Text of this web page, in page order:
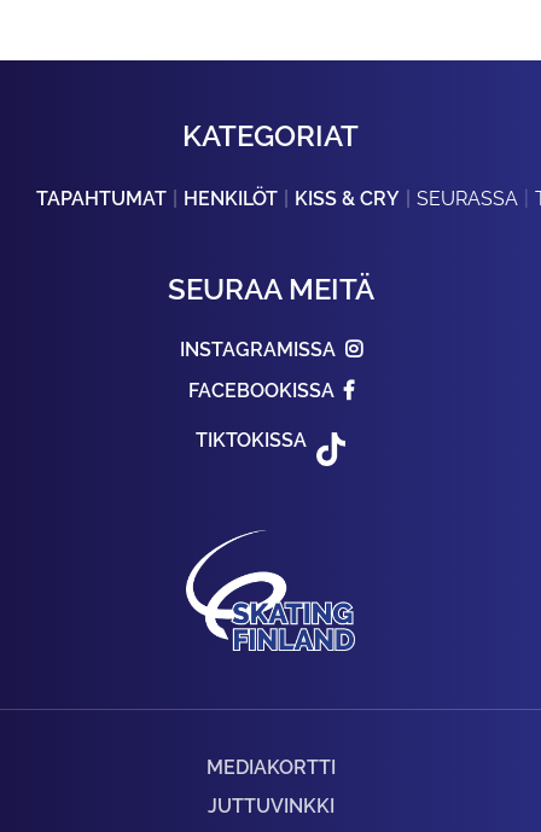
KATEGORIAT
TAPAHTUMAT HENKILÖT KISS & CRY SEURASSA
SEURAA MEITÄ
INSTAGRAMISSA
FACEBOOKISSA
TIKTOKISSA
MEDIAKORTTI
JUTTUVINKKI